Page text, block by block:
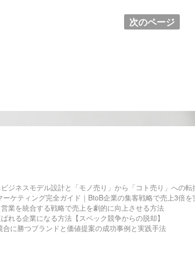
次のページ
ジネスモデル設計と「モノ売り」から「コト売り」への転
ーケティング完全ガイド｜BtoB企業の集客戦略で売上3倍
業を統合する戦略で売上を劇的に向上させる方法
れる企業になる方法【スペック競争からの脱却】
合に勝つブランドと価値提案の成功事例と実践手法